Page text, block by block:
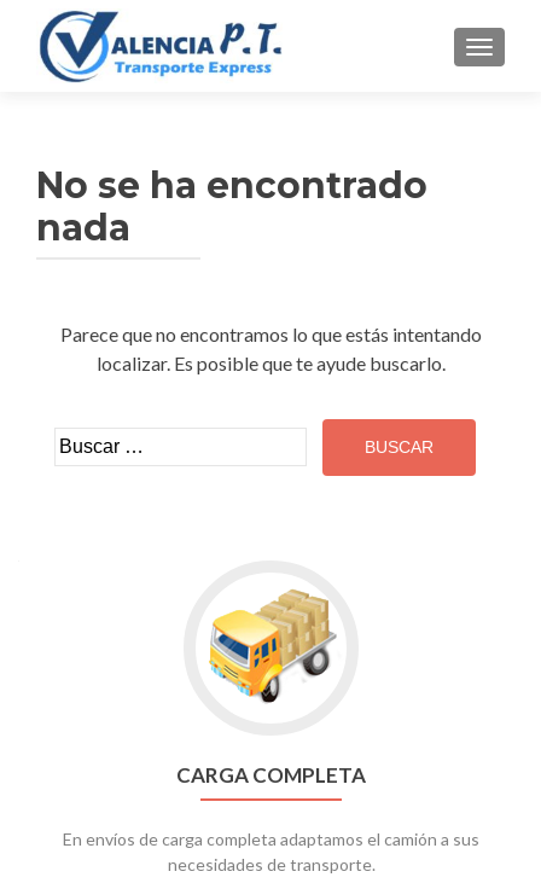
No se ha encontrado
nada
Parece que no encontramos lo que estás intentando
localizar. Es posible que te ayude buscarlo.
Buscar:
Go
to
CARGA
COMPLETA
CARGA COMPLETA
En envíos de carga completa adaptamos el camión a sus
necesidades de transporte.